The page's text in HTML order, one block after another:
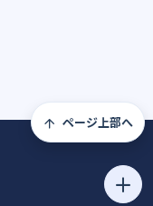
ページ上部へ